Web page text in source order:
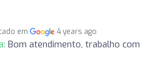
em 4 years ago
Bom atendimento, trabalho com